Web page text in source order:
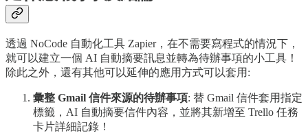
透過 NoCode 自動化工具 Zapier，在不需要寫程式的情況下，
就可以建立一個 AI 自動摘要訊息並轉為待辦事項的小工具！
除此之外，還有其他可以延伸的應用方式可以套用:
彙整 Gmail 信件來源的待辦事項: 替 Gmail 信件套用指定
標籤，AI 自動摘要信件內容，並將其新增至 Trello 任務
卡片詳細記錄！